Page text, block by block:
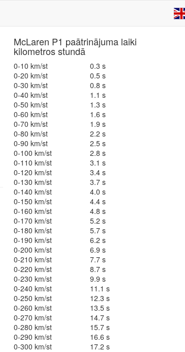
McLaren P1 paātrinājuma laiki
kilometros stundā
0-10 km/st
0.3 s
0-20 km/st
0.5 s
0-30 km/st
0.8 s
0-40 km/st
1.1 s
0-50 km/st
1.3 s
0-60 km/st
1.6 s
0-70 km/st
1.9 s
0-80 km/st
2.2 s
0-90 km/st
2.5 s
0-100 km/st
2.8 s
0-110 km/st
3.1 s
0-120 km/st
3.4 s
0-130 km/st
3.7 s
0-140 km/st
4.0 s
0-150 km/st
4.4 s
0-160 km/st
4.8 s
0-170 km/st
5.2 s
0-180 km/st
5.7 s
0-190 km/st
6.2 s
0-200 km/st
6.9 s
0-210 km/st
7.7 s
0-220 km/st
8.7 s
0-230 km/st
9.9 s
0-240 km/st
11.1 s
0-250 km/st
12.3 s
0-260 km/st
13.5 s
0-270 km/st
14.7 s
0-280 km/st
15.7 s
0-290 km/st
16.6 s
0-300 km/st
17.2 s